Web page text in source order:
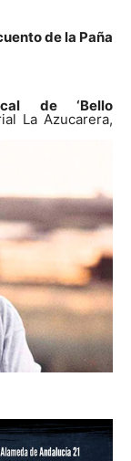
de la Paña
de ‘Bello
La Azucarera,